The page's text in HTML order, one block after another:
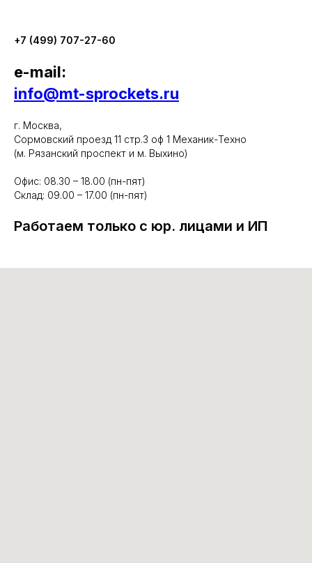
+7 (499) 707-27-60
e-mail:
info@mt-sprockets.ru
г. Москва,
Сормовский проезд 11 стр.3 оф 1 Механик-Техно
(м. Рязанский проспект и м. Выхино)
Офис: 08.30 – 18.00 (пн-пят)
Склад: 09.00 – 17.00 (пн-пят)
Работаем только с юр. лицами и ИП